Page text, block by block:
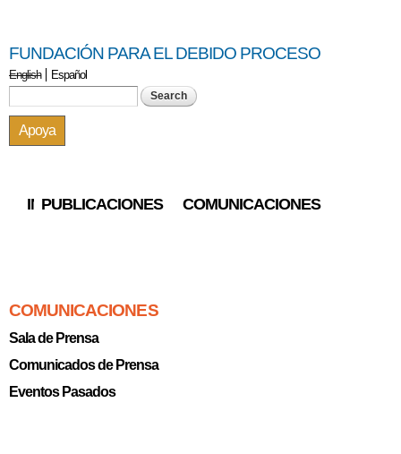
content
FUNDACIÓN PARA EL DEBIDO PROCESO
English Español
Search form
Apoya
INICIO
PUBLICACIONES COMUNICACIONES
COMUNICACIONES
Sala de Prensa
Comunicados de Prensa
Eventos Pasados